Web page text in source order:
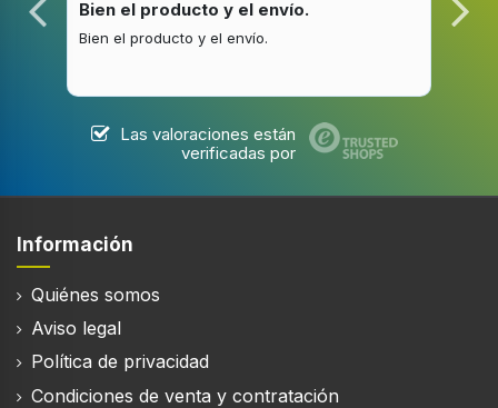
Diseño
De techo
Color del producto
Material de la carcasa
Acero inoxidable
Tipo de control
Tocar
Bien el producto y el envío.
Bien el producto y el envío.
Las valoraciones están
verificadas por
Información
Quiénes somos
Aviso legal
Política de privacidad
Condiciones de venta y contratación